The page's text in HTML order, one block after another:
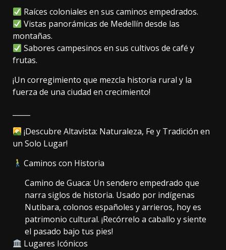
Raíces coloniales en sus caminos empedrados.
Vistas panorámicas de Medellín desde las
montañas.
Sabores campesinos en sus cultivos de café y
frutas.
¡Un corregimiento que mezcla historia rural y la
fuerza de una ciudad en crecimiento!
¡Descubre Altavista: Naturaleza, Fe y Tradición en
un Solo Lugar!
Caminos con Historia
Camino de Guaca: Un sendero empedrado que
narra siglos de historia. Usado por indígenas
Nutibara, colonos españoles y arrieros, hoy es
patrimonio cultural. ¡Recórrelo a caballo y siente
el pasado bajo tus pies!
Lugares Icónicos